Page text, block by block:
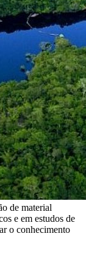
de material
e em estudos de
o conhecimento